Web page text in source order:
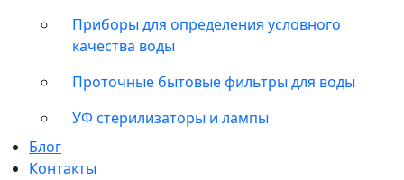
Приборы для определения условного
качества воды
Проточные бытовые фильтры для воды
УФ стерилизаторы и лампы
Блог
Контакты